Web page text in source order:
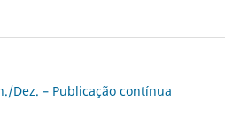
Dez. – Publicação contínua